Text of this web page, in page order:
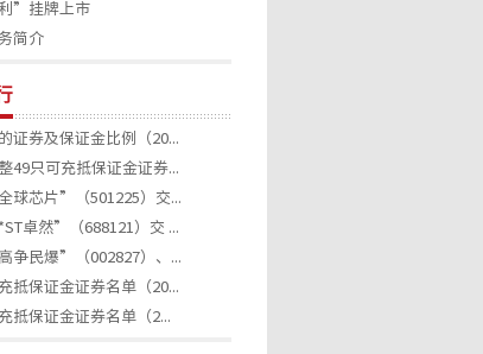
”挂牌上市
简介
证券及保证金比例（20...
49只可充抵保证金证券...
球芯片”（501225）交...
卓然”（688121）交 ...
争民爆”（002827）、...
抵保证金证券名单（20...
抵保证金证券名单（2...